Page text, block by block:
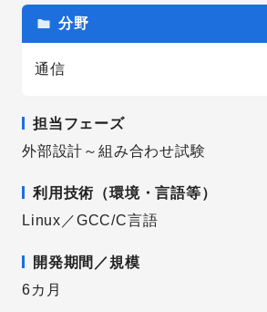
分野
通信
担当フェーズ
外部設計～組み合わせ試験
利用技術（環境・言語等）
Linux／GCC/C言語
開発期間／規模
6カ月